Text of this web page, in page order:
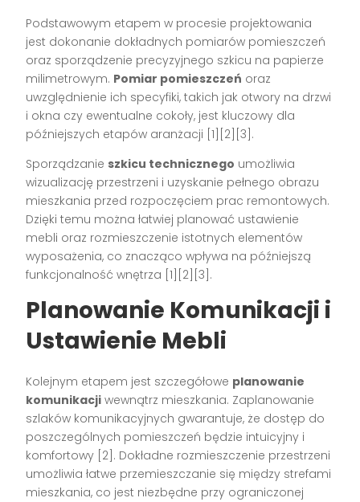
Podstawowym etapem w procesie projektowania
jest dokonanie dokładnych pomiarów pomieszczeń
oraz sporządzenie precyzyjnego szkicu na papierze
milimetrowym. Pomiar pomieszczeń oraz
uwzględnienie ich specyfiki, takich jak otwory na drzwi
i okna czy ewentualne cokoły, jest kluczowy dla
późniejszych etapów aranżacji [1][2][3].
Sporządzanie szkicu technicznego umożliwia
wizualizację przestrzeni i uzyskanie pełnego obrazu
mieszkania przed rozpoczęciem prac remontowych.
Dzięki temu można łatwiej planować ustawienie
mebli oraz rozmieszczenie istotnych elementów
wyposażenia, co znacząco wpływa na późniejszą
funkcjonalność wnętrza [1][2][3].
Planowanie Komunikacji i
Ustawienie Mebli
Kolejnym etapem jest szczegółowe planowanie
komunikacji wewnątrz mieszkania. Zaplanowanie
szlaków komunikacyjnych gwarantuje, że dostęp do
poszczególnych pomieszczeń będzie intuicyjny i
komfortowy [2]. Dokładne rozmieszczenie przestrzeni
umożliwia łatwe przemieszczanie się między strefami
mieszkania, co jest niezbędne przy ograniczonej